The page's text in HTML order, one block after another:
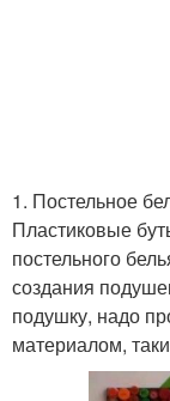
1. Постельное
Пластиковые
постельного
создания
подушку, надо
материалом,